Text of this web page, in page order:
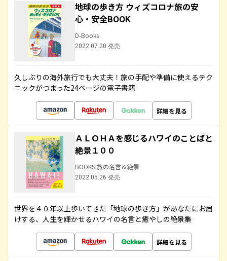
地球の歩き方 ウィズコロナ旅の安
心・安全BOOK
D-Books
2022.07.20 発売
久しぶりの海外旅行でも大丈夫！旅の手配や準備に使えるテク
ニックがつまった24ページの電子書籍
詳細を見る
ＡＬＯＨＡを感じるハワイのことばと
絶景１００
BOOKS 旅の名言＆絶景
2022.05.26 発売
世界を４０年以上歩いてきた「地球の歩き方」があなたにお届
けする、人生を輝かせるハワイの名言と癒やしの絶景集
詳細を見る